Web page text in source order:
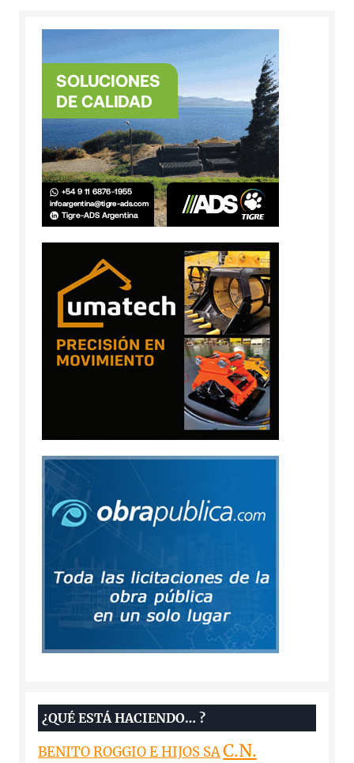
¿QUÉ ESTÁ HACIENDO… ?
BENITO ROGGIO E HIJOS SAC.N.